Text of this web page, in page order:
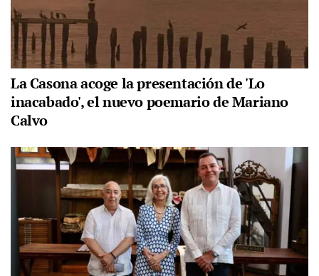
La Casona acoge la presentación de 'Lo
inacabado', el nuevo poemario de Mariano
Calvo